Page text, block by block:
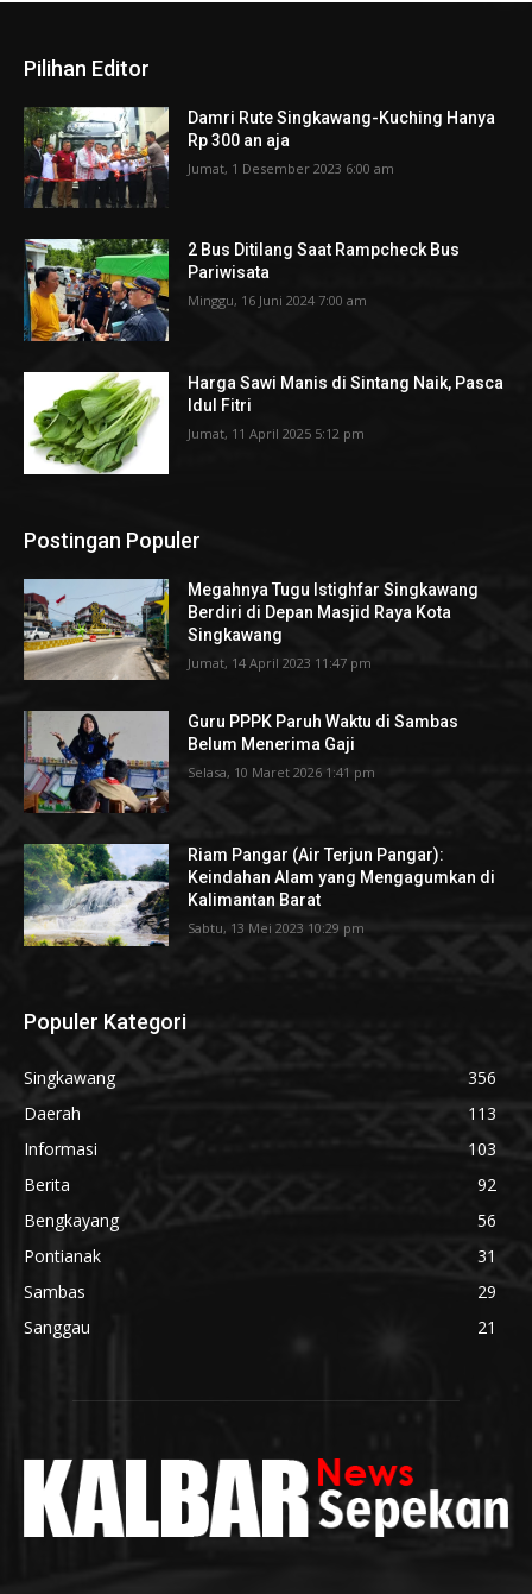
Pilihan Editor
Damri Rute Singkawang-Kuching Hanya
Rp 300 an aja
Jumat, 1 Desember 2023 6:00 am
2 Bus Ditilang Saat Rampcheck Bus
Pariwisata
Minggu, 16 Juni 2024 7:00 am
Harga Sawi Manis di Sintang Naik, Pasca
Idul Fitri
Jumat, 11 April 2025 5:12 pm
Postingan Populer
Megahnya Tugu Istighfar Singkawang
Berdiri di Depan Masjid Raya Kota
Singkawang
Jumat, 14 April 2023 11:47 pm
Guru PPPK Paruh Waktu di Sambas
Belum Menerima Gaji
Selasa, 10 Maret 2026 1:41 pm
Riam Pangar (Air Terjun Pangar):
Keindahan Alam yang Mengagumkan di
Kalimantan Barat
Sabtu, 13 Mei 2023 10:29 pm
Populer Kategori
Singkawang
356
Daerah
113
Informasi
103
Berita
92
Bengkayang
56
Pontianak
31
Sambas
29
Sanggau
21